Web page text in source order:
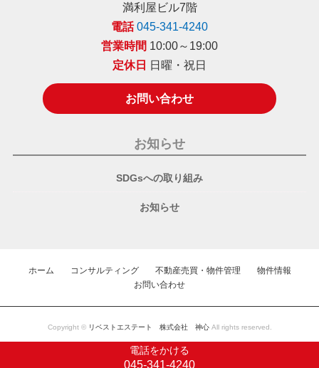
満利屋ビル7階
電話 045-341-4240
営業時間 10:00～19:00
定休日
日曜・祝日
お問い合わせ
電話をかける
045-341-4240
お知らせ
SDGsへの取り組み
お知らせ
ホーム コンサルティング 不動産売買・物件管理
物件情報
お問い合わせ
Copyright © リベストエステート 株式会社 神心All rights reserved.